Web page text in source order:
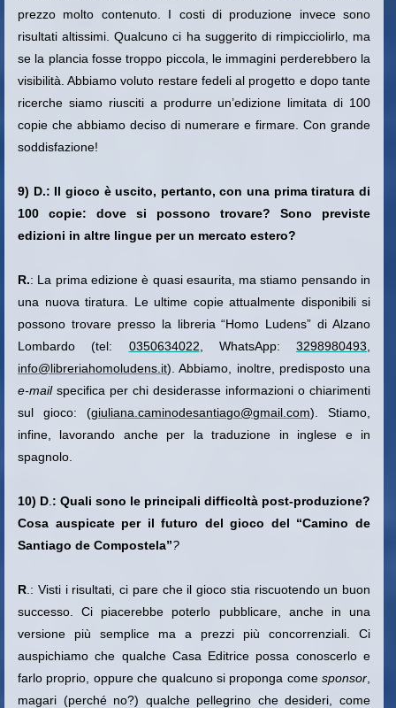
prezzo molto contenuto. I costi di produzione invece sono
risultati altissimi. Qualcuno ci ha suggerito di rimpicciolirlo, ma
se la plancia fosse troppo piccola, le immagini perderebbero la
visibilità. Abbiamo voluto restare fedeli al progetto e dopo tante
ricerche siamo riusciti a produrre un’edizione limitata di 100
copie che abbiamo deciso di numerare e firmare. Con grande
soddisfazione!
9) D.: Il gioco è uscito, pertanto, con una prima tiratura di
100 copie: dove si possono trovare? Sono previste
edizioni in altre lingue per un mercato estero?
R.: La prima edizione è quasi esaurita, ma stiamo pensando in
una nuova tiratura. Le ultime copie attualmente disponibili si
possono trovare presso la libreria “Homo Ludens” di Alzano
Lombardo (tel: 0350634022 , WhatsApp:3298980493
info@libreriahomoludens.it). Abbiamo, inoltre, predisposto una
e-mailspecifica per chi desiderasse informazioni o chiarimenti
sul gioco: (giuliana.caminodesantiago@gmail.com). Stiamo,
infine, lavorando anche per la traduzione in inglese e in
spagnolo.
10) D : Quali sono le principali difficoltà post-produzione?
Cosa auspicate per il futuro del gioco del “Camino de
Santiago de Compostela”?
R .: Visti i risultati, ci pare che il gioco stia riscuotendo un buon
successo. Ci piacerebbe poterlo pubblicare, anche in una
versione più semplice ma a prezzi più concorrenziali. Ci
auspichiamo che qualche Casa Editrice possa conoscerlo e
farlo proprio, oppure che qualcuno si proponga comesponsor
magari (perché no?) qualche pellegrino che desideri, come